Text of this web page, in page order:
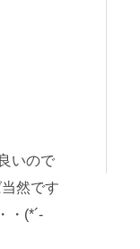
いので
然です
・(*´-